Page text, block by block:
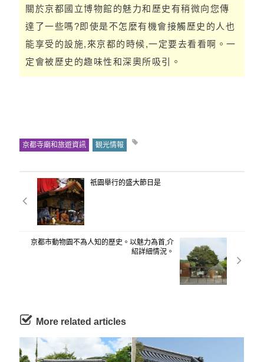
關於京都國立博物館的魅力和歷史有稍微向您傳
達了一些嗎?即使是不怎麼有機會接觸歷史的人也
能享受的設施,來京都的時候,一定要去看看啊。一
定會被歷史的趣味性和深奧所吸引。
京都寺廟和旅遊資訊 観光情報
祇園舉行的盛大節日是
京都市動物園不為人知的歷史。以魅力為首,介
紹詳細情況。
More related articles